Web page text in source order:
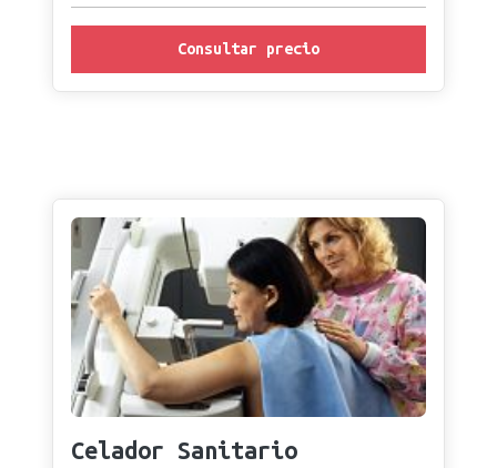
Consultar precio
Celador Sanitario